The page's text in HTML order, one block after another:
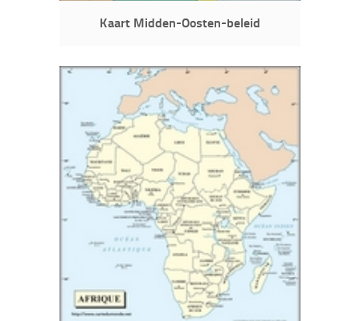
Kaart Midden-Oosten-beleid